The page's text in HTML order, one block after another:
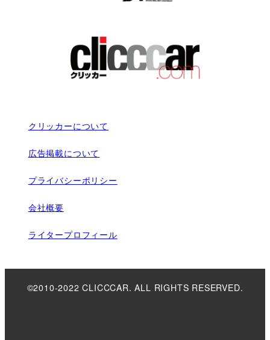
クリッカーについて
広告掲載について
プライバシーポリシー
会社概要
ライタープロフィール
©2010-2022 CLICCCAR. ALL RIGHTS RESERVED.